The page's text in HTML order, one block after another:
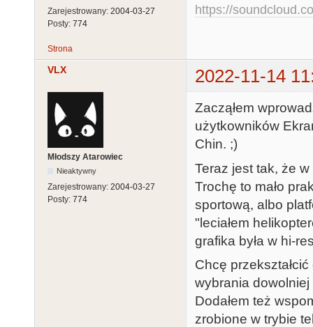
Zarejestrowany: 2004-03-27
Posty: 774
https://
Strona
VLX 2022-11-14
Młodszy Atarowiec
Nieaktywny
Zarejestrowany: 2004-03-27
Posty: 774
Zacząłem
użytkowników
Chin. ;)
Teraz jest tak, że
Trochę to mało
sportową, albo
"leciałem
grafika była w hi-
Chcę
wybrania
Dodałem też
zrobione w trybie